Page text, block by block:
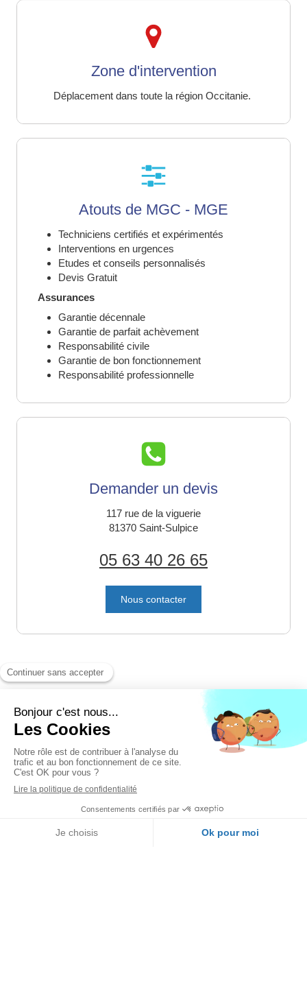
Appeler Localisation
Zone d'intervention
Déplacement dans toute la région Occitanie.
Atouts de MGC - MGE
Techniciens certifiés et expérimentés
Interventions en urgences
Etudes et conseils personnalisés
Devis Gratuit
Assurances
Garantie décennale
Garantie de parfait achèvement
Responsabilité civile
Garantie de bon fonctionnement
Responsabilité professionnelle
Demander un devis
117 rue de la viguerie
81370 Saint-Sulpice
05 63 40 26 65
Nous contacter
Nos articles de blog